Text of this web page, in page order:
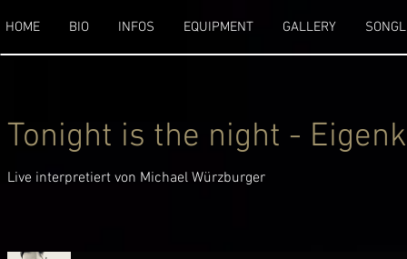
HOME BIO INFOS EQUIPMENT GALLERY
Tonight is the night -
Live interpretiert von Michael Würzburger